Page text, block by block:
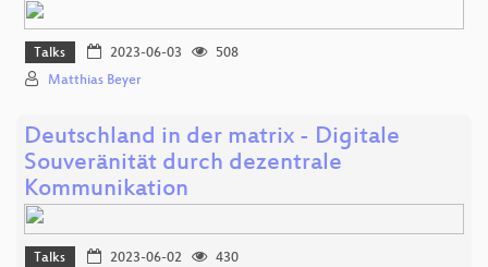
Talks 2023-06-03
508
Matthias Beyer
Deutschland in der matrix - Digitale
Souveränität durch dezentrale
Kommunikation
Talks 2023-06-02
430